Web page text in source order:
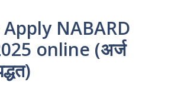
NABARD
online (अर्ज